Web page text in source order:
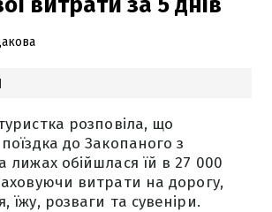
розповіла, що
до Закопаного з
лижах обійшлася їй в 27 000
витрати на дорогу,
їжу, розваги та сувеніри.